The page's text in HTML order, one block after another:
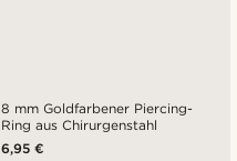
8 mm Goldfarbener Piercing-
Ring aus Chirurgenstahl
6,95 €